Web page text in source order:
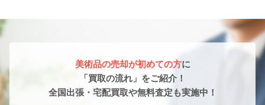
美術品の売却が初めての方に
「買取の流れ」をご紹介！
全国出張・宅配買取や無料査定も実施中！